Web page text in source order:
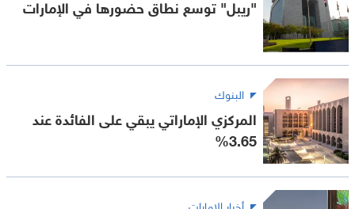
"ريبل" توسع نطاق حضورها في الإمارات
البنوك
المركزي الإماراتي يبقي على الفائدة عند
3.65%
أخبار الإمارات